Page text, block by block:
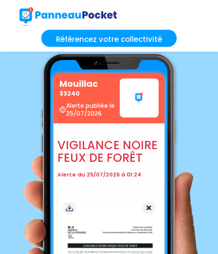
Référencez votre collectivité
Mouillac
33240
Alerte publiée le
25/07/2026
VIGILANCE NOIRE
FEUX DE FORÊT
Alerte du 25/07/2026 à 01:24